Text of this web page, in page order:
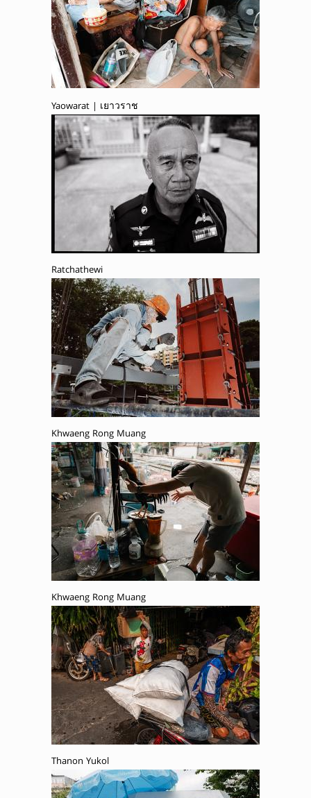
Yaowarat | เยาวราช
Ratchathewi
Khwaeng Rong Muang
Khwaeng Rong Muang
Thanon Yukol